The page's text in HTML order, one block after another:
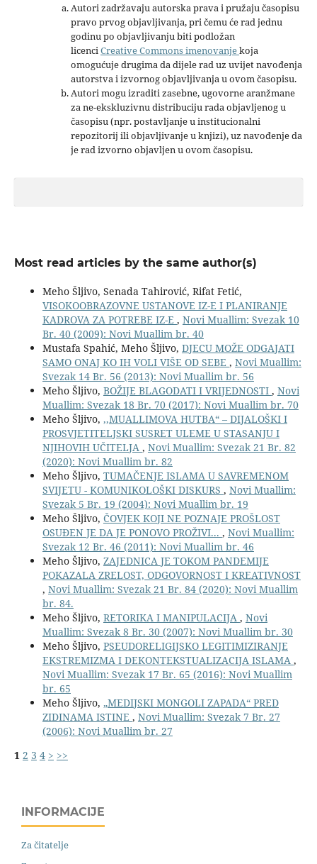
Autori zadržavaju autorska prava i pružaju časopisu
pravo prvog objavljivanja, pri čemu će rad jednu
godinu po objavljivanju biti podložan
licenciCreative Commons imenovanjekoja
omogućuje drugima da dijele rad uz uvijet navođenja
autorstva i izvornog objavljivanja u ovom časopisu.
Autori mogu izraditi zasebne, ugovorne aranžmane
za ne-ekskluzivnu distribuciju rada objavljenog u
časopisu (npr. postavljanje u institucionalni
repozitorij ili objavljivanje u knjizi), uz navođenje da
je rad izvorno objavljen u ovom časopisu.
Most read articles by the same author(s)
Meho Šljivo, Senada Tahirović, Rifat Fetić,
VISOKOOBRAZOVNE USTANOVE IZ-E I PLANIRANJE
KADROVA ZA POTREBE IZ-E , Novi Muallim: Svezak 10
Br. 40 (2009): Novi Muallim br. 40
Mustafa Spahić, Meho Šljivo, DJECU MOŽE ODGAJATI
SAMO ONAJ KO IH VOLI VIŠE OD SEBE , Novi Muallim:
Svezak 14 Br. 56 (2013): Novi Muallim br. 56
Meho Šljivo, BOŽIJE BLAGODATI I VRIJEDNOSTI , Novi
Muallim: Svezak 18 Br. 70 (2017): Novi Muallim br. 70
Meho Šljivo, ,,MUALLIMOVA HUTBA“ – DIJALOŠKI I
PROSVJETITELJSKI SUSRET ULEME U STASANJU I
NJIHOVIH UČITELJA , Novi Muallim: Svezak 21 Br. 82
(2020): Novi Muallim br. 82
Meho Šljivo, TUMAČENJE ISLAMA U SAVREMENOM
SVIJETU - KOMUNIKOLOŠKI DISKURS , Novi Muallim:
Svezak 5 Br. 19 (2004): Novi Muallim br. 19
Meho Šljivo, ČOVJEK KOJI NE POZNAJE PROŠLOST
OSUĐEN JE DA JE PONOVO PROŽIVI... , Novi Muallim:
Svezak 12 Br. 46 (2011): Novi Muallim br. 46
Meho Šljivo, ZAJEDNICA JE TOKOM PANDEMIJE
POKAZALA ZRELOST, ODGOVORNOST I KREATIVNOST
, Novi Muallim: Svezak 21 Br. 84 (2020): Novi Muallim
br. 84.
Meho Šljivo, RETORIKA I MANIPULACIJA , Novi
Muallim: Svezak 8 Br. 30 (2007): Novi Muallim br. 30
Meho Šljivo, PSEUDORELIGIJSKO LEGITIMIZIRANJE
EKSTREMIZMA I DEKONTEKSTUALIZACIJA ISLAMA ,
Novi Muallim: Svezak 17 Br. 65 (2016): Novi Muallim
br. 65
Meho Šljivo, „MEDIJSKI MONGOLI ZAPADA“ PRED
ZIDINAMA ISTINE , Novi Muallim: Svezak 7 Br. 27
(2006): Novi Muallim br. 27
1 2 3 4 > >>
INFORMACIJE
Za čitatelje